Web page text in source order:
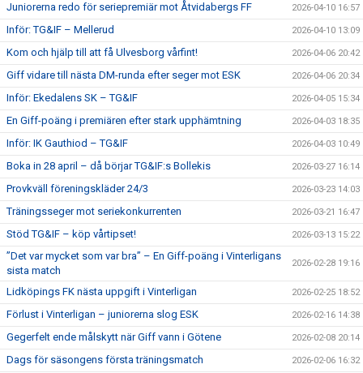
Juniorerna redo för seriepremiär mot Åtvidabergs FF 2026-04-10 16:57
Inför: TG&IF – Mellerud 2026-04-10 13:09
Kom och hjälp till att få Ulvesborg vårfint! 2026-04-06 20:42
Giff vidare till nästa DM-runda efter seger mot ESK 2026-04-06 20:34
Inför: Ekedalens SK – TG&IF 2026-04-05 15:34
En Giff-poäng i premiären efter stark upphämtning 2026-04-03 18:35
Inför: IK Gauthiod – TG&IF 2026-04-03 10:49
Boka in 28 april – då börjar TG&IF:s Bollekis 2026-03-27 16:14
Provkväll föreningskläder 24/3 2026-03-23 14:03
Träningsseger mot seriekonkurrenten 2026-03-21 16:47
Stöd TG&IF – köp vårtipset! 2026-03-13 15:22
”Det var mycket som var bra” – En Giff-poäng i Vinterligans
sista match
2026-02-28 19:16
Lidköpings FK nästa uppgift i Vinterligan 2026-02-25 18:52
Förlust i Vinterligan – juniorerna slog ESK 2026-02-16 14:38
Gegerfelt ende målskytt när Giff vann i Götene 2026-02-08 20:14
Dags för säsongens första träningsmatch 2026-02-06 16:32